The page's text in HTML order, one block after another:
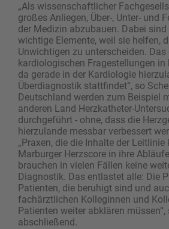
„Als wissenschaftlicher
großes Anliegen, Über-, Unter- und
der Medizin abzubauen. Dabei
wichtige Elemente, weil sie helfen,
Unwichtigen zu unterscheiden. Das
kardiologischen Fragestellungen in
da gerade in der Kardiologie
Überdiagnostik stattfindet“, so
Deutschland werden zum Beispiel
anderen Land Herzkatheter-
durchgeführt - ohne, dass die
hierzulande messbar verbessert
„Praxen, die die Inhalte der Leitlinie
Marburger Herzscore in ihre
brauchen in vielen Fällen keine
Diagnostik. Das entlastet alle: Die
Patienten, die beruhigt sind und
fachärztlichen Kolleginnen und
Patienten weiter abklären
abschließend.